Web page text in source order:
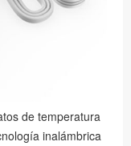
de temperatura
inalámbrica